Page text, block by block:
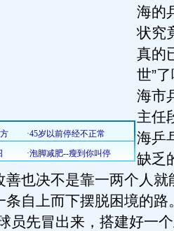
海的
状究
真的
世”
海市
主任
海乒
缺乏
善也决不是靠一两个人就
自上而下摆脱困境的路
员先冒出来，搭建好一